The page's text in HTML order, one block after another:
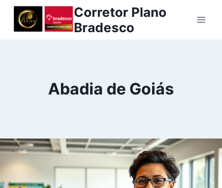
Pular
Corretor Plano
Bradesco
Abadia de Goiás